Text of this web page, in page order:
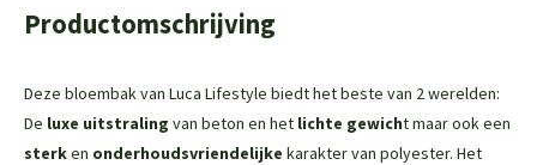
Productomschrijving
Deze bloembak van Luca Lifestyle biedt het beste van 2 werelden:
De luxe uitstraling van beton en het lichte gewicht maar ook een
sterken onderhoudsvriendelijke karakter van polyester. Het